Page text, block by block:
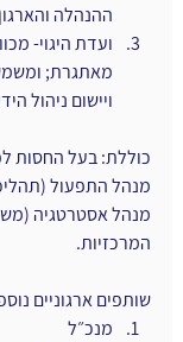
ההנהלה
ועדת היגוי-
מאתגרת;
ויישום ניהול
כוללת: בעל החסות
מנהל התפעול
מנהל אסטרטגיה
המרכזיות.
שותפים ארגוניים
מנכ״ל